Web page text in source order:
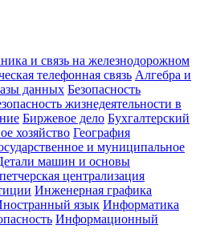
и связь на железнодорожном
телефонная связь Алгебра и
данных Безопасность
жизнедеятельности в
Биржевое дело Бухгалтерский
хозяйство География
и муниципальное
машин и основы
централизация
Инженерная графика
язык Информатика
Информационный